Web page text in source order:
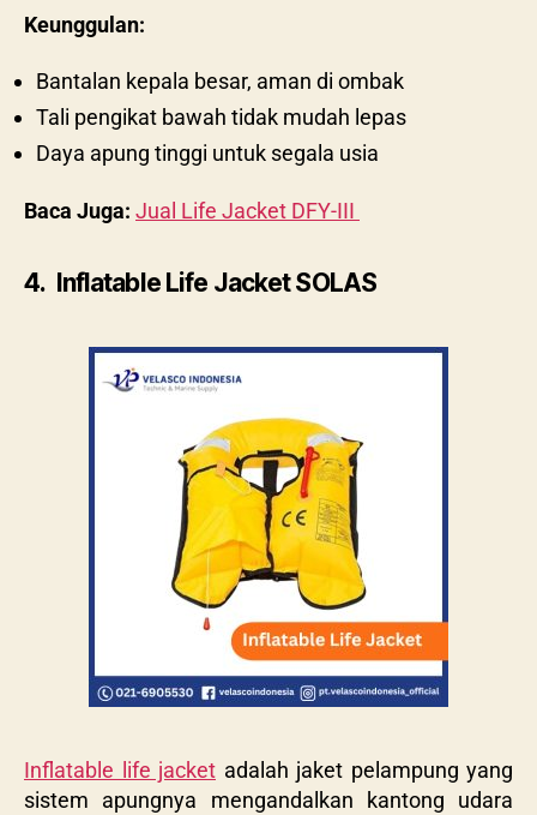
Keunggulan:
Bantalan kepala besar, aman di ombak
Tali pengikat bawah tidak mudah lepas
Daya apung tinggi untuk segala usia
Baca Juga: Jual Life Jacket DFY-III
4. Inflatable Life Jacket SOLAS
Inflatable life jacket adalah jaket pelampung yang
sistem apungnya mengandalkan kantong udara